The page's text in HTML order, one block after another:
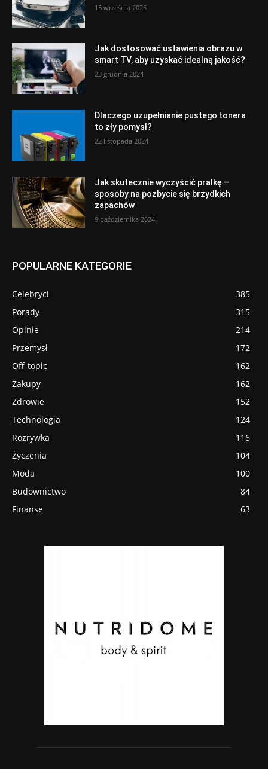
15 września 2025
Jak dostosować ustawienia obrazu w
smart TV, aby uzyskać idealną jakość?
23 grudnia 2024
Dlaczego uzupełnianie pustego tonera
to zły pomysł?
22 listopada 2024
Jak skutecznie wyczyścić pralkę –
sposoby na pozbycie się brzydkich
zapachów
9 października 2024
POPULARNE KATEGORIE
Celebryci
385
Porady
315
Opinie
214
Przemysł
172
Off-topic
162
Zakupy
162
Zdrowie
152
Technologia
124
Rozrywka
116
Życzenia
104
Moda
100
Budownictwo
84
Finanse
63